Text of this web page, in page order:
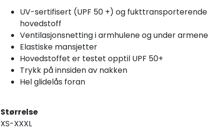
UV-sertifisert (UPF 50 +) og fukttransporterende
hovedstoff
Ventilasjonsnetting i armhulene og under armene
Elastiske mansjetter
Hovedstoffet er testet opptil UPF 50+
Trykk på innsiden av nakken
Hel glidelås foran
Størrelse
XS-XXXL